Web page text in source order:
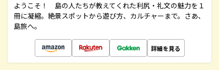
ようこそ！ 島の人たちが教えてくれた利尻・礼文の魅力を１
冊に凝縮。絶景スポットから遊び方、カルチャーまで。さあ、
島旅へ。
詳細を見る